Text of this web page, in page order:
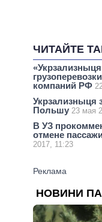
ЧИТАЙТЕ
компаний РФ
Укрзализныця
Польшу 23 мая
В УЗ
отмене
2017, 11:23